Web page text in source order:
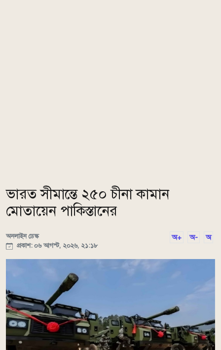
ভারত সীমান্তে ২৫০ চীনা কামান
মোতায়েন পাকিস্তানের
অনলাইন ডেস্ক
প্রকাশ: ০৬ আগস্ট, ২০২৬, ২১:১৮
অ+ অ- অ